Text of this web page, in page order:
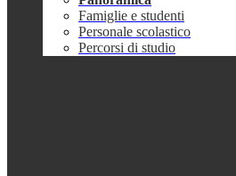
Famiglie e studenti
Personale scolastico
Percorsi di studio